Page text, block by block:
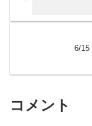
コメント